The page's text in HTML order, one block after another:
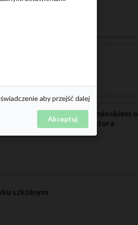
komisji rekrutacyjnej z wnioskiem o
może wnieść do dyrektora
szkolnym.
aby przejść dalej
Akceptuj